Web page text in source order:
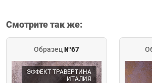
Смотрите так же:
Образец№67
ЭФФЕКТ ТРАВЕРТИНА
ИТАЛИЯ